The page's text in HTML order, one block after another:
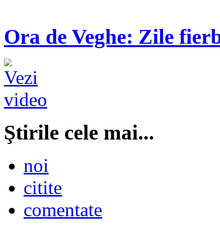
Ora de Veghe: Zile
Ştirile cele mai...
noi
citite
comentate